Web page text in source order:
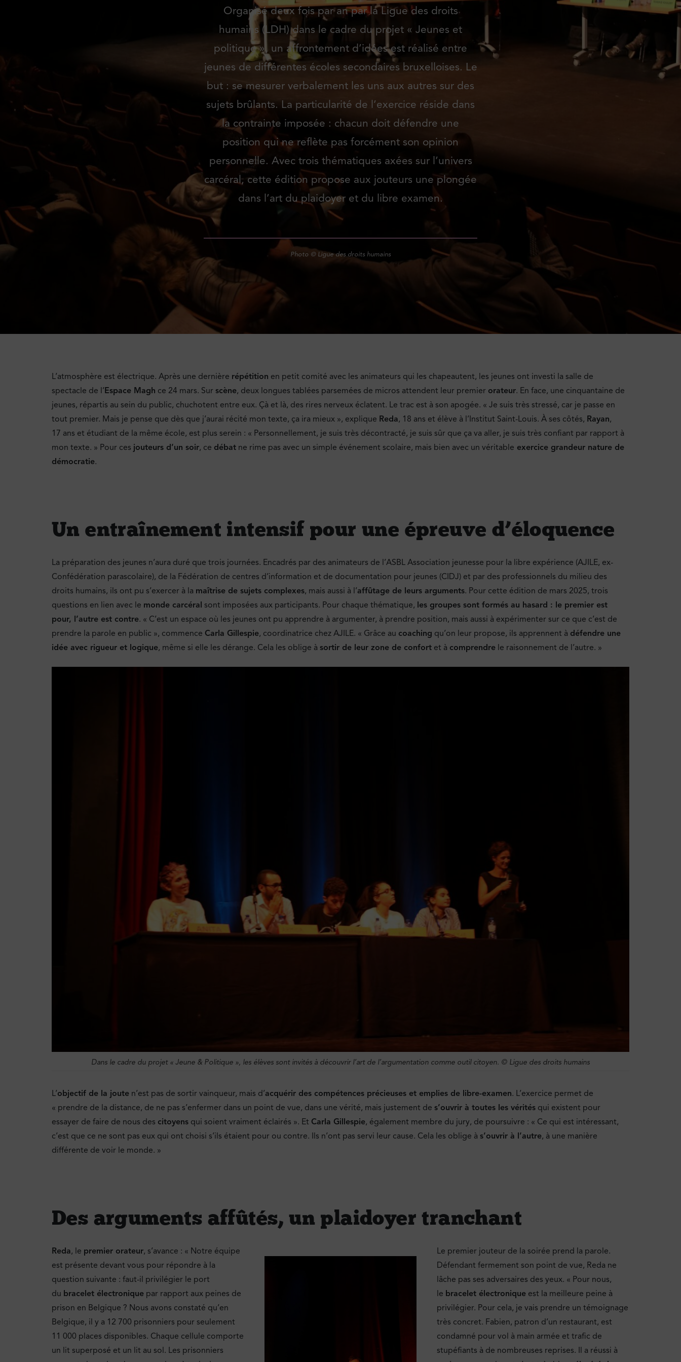
Organisé deux fois par an par la Ligue des droits
humains (LDH) dans le cadre du projet « Jeunes et
politique », un affrontement d’idées est réalisé entre
jeunes de différentes écoles secondaires bruxelloises. Le
but : se mesurer verbalement les uns aux autres sur des
sujets brûlants. La particularité de l’exercice réside dans
la contrainte imposée : chacun doit défendre une
position qui ne reflète pas forcément son opinion
personnelle. Avec trois thématiques axées sur l’univers
carcéral, cette édition propose aux jouteurs une plongée
dans l’art du plaidoyer et du libre examen.
Photo © Ligue des droits humains
L’atmosphère est électrique. Après une dernière répétition en petit comité avec les animateurs qui les chapeautent, les jeunes ont investi la salle de
spectacle de l’Espace Magh ce 24 mars. Sur scène, deux longues tablées parsemées de micros attendent leur premier orateur. En face, une cinquantaine de
jeunes, répartis au sein du public, chuchotent entre eux. Çà et là, des rires nerveux éclatent. Le trac est à son apogée. « Je suis très stressé, car je passe en
tout premier. Mais je pense que dès que j’aurai récité mon texte, ça ira mieux », explique Reda, 18 ans et élève à l’Institut Saint-Louis. À ses côtés, Rayan,
17 ans et étudiant de la même école, est plus serein : « Personnellement, je suis très décontracté, je suis sûr que ça va aller, je suis très confiant par rapport à
mon texte. » Pour ces jouteurs d’un soir, ce débat ne rime pas avec un simple événement scolaire, mais bien avec un véritable exercice grandeur nature de
démocratie.
Un entraînement intensif pour une épreuve d’éloquence
La préparation des jeunes n’aura duré que trois journées. Encadrés par des animateurs de l’ASBL Association jeunesse pour la libre expérience (AJILE, ex-
Confédération parascolaire), de la Fédération de centres d’information et de documentation pour jeunes (CIDJ) et par des professionnels du milieu des
droits humains, ils ont pu s’exercer à la maîtrise de sujets complexes, mais aussi à l’affûtage de leurs arguments. Pour cette édition de mars 2025, trois
questions en lien avec le monde carcéral sont imposées aux participants. Pour chaque thématique, les groupes sont formés au hasard : le premier est
pour, l’autre est contre. « C’est un espace où les jeunes ont pu apprendre à argumenter, à prendre position, mais aussi à expérimenter sur ce que c’est de
prendre la parole en public », commence Carla Gillespie, coordinatrice chez AJILE. « Grâce au coaching qu’on leur propose, ils apprennent à défendre une
idée avec rigueur et logique, même si elle les dérange. Cela les oblige à sortir de leur zone de confort et à comprendre le raisonnement de l’autre. »
Dans le cadre du projet « Jeune & Politique », les élèves sont invités à découvrir l’art de l’argumentation comme outil citoyen. © Ligue des droits humains
L’objectif de la joute n’est pas de sortir vainqueur, mais d’acquérir des compétences précieuses et emplies de libre-examen. L’exercice permet de
« prendre de la distance, de ne pas s’enfermer dans un point de vue, dans une vérité, mais justement de s’ouvrir à toutes les vérités qui existent pour
essayer de faire de nous des citoyens qui soient vraiment éclairés ». Et Carla Gillespie, également membre du jury, de poursuivre : « Ce qui est intéressant,
c’est que ce ne sont pas eux qui ont choisi s’ils étaient pour ou contre. Ils n’ont pas servi leur cause. Cela les oblige à s’ouvrir à l’autre, à une manière
différente de voir le monde. »
Des arguments affûtés, un plaidoyer tranchant
Reda, le premier orateur, s’avance : « Notre équipe
est présente devant vous pour répondre à la
question suivante : faut-il privilégier le port
du bracelet électronique par rapport aux peines de
prison en Belgique ? Nous avons constaté qu’en
Belgique, il y a 12 700 prisonniers pour seulement
11 000 places disponibles. Chaque cellule comporte
un lit superposé et un lit au sol. Les prisonniers
Le premier jouteur de la soirée prend la parole.
Défendant fermement son point de vue, Reda ne
lâche pas ses adversaires des yeux. « Pour nous,
le bracelet électronique est la meilleure peine à
privilégier. Pour cela, je vais prendre un témoignage
très concret. Fabien, patron d’un restaurant, est
condamné pour vol à main armée et trafic de
stupéfiants à de nombreuses reprises. Il a réussi à